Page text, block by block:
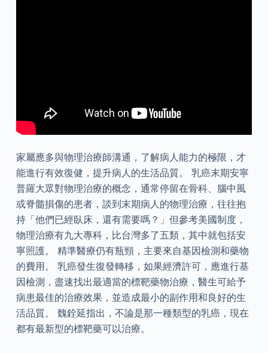
家屬應多與物理治療師溝通，了解病人能力的極限，才
能進行有效復健，提升病人的生活品質。 乳癌末期安寧
普羅大眾對物理治療的概念，通常停留在骨科、腦中風
或脊髓損傷的患者，談到末期病人的物理治療，往往抱
持「他們已經臥床，還有需要嗎？」但參考美國制度，
物理治療有九大專科，比台灣多了五類，其中就包括安
寧照護。 精準醫療仍有瓶頸，主要來自基因檢測和藥物
的費用。 乳癌發生復發轉移，如果經濟許可，應進行基
因檢測，盡速找出最適當的標靶藥物治療，醫生可給予
病患最佳的治療效果，並造成最小的副作用和良好的生
活品質。 魏銓延指出，不論是那一種類型的乳癌，現在
都有最新型的標靶藥可以治療。